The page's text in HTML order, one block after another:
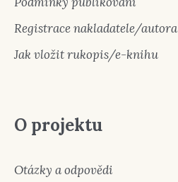
Registrace nakladatele/autora
Jak vložit rukopis/e-knihu
O projektu
Otázky a odpovědi